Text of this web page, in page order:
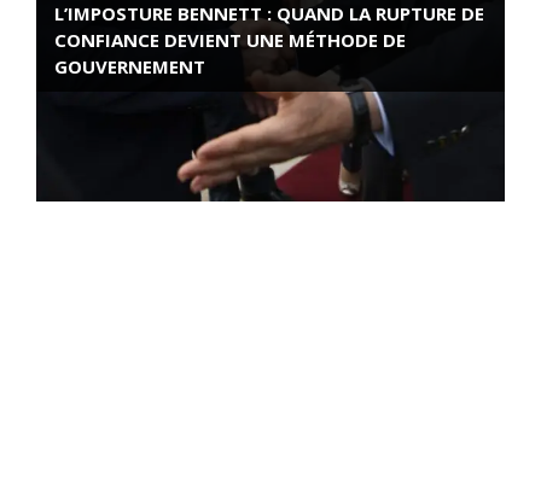
L’IMPOSTURE BENNETT : QUAND LA RUPTURE DE
CONFIANCE DEVIENT UNE MÉTHODE DE
GOUVERNEMENT
ROSE VALLAND, HEROÏNE DE LA RESISTANCE